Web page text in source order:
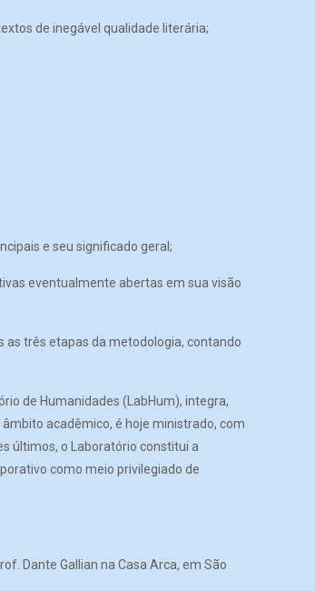
de inegável qualidade literária;
e seu significado geral;
eventualmente abertas em sua visão
três etapas da metodologia, contando
de Humanidades (LabHum), integra,
âmbito acadêmico, é hoje ministrado, com
últimos, o Laboratório constitui a
como meio privilegiado de
Dante Gallian na Casa Arca, em São